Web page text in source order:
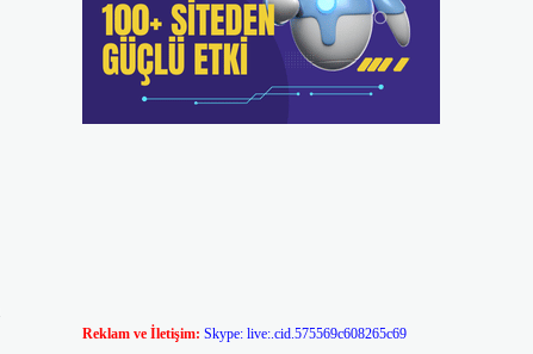
Reklam ve İletişim: Skype: live:.cid.575569c608265c69